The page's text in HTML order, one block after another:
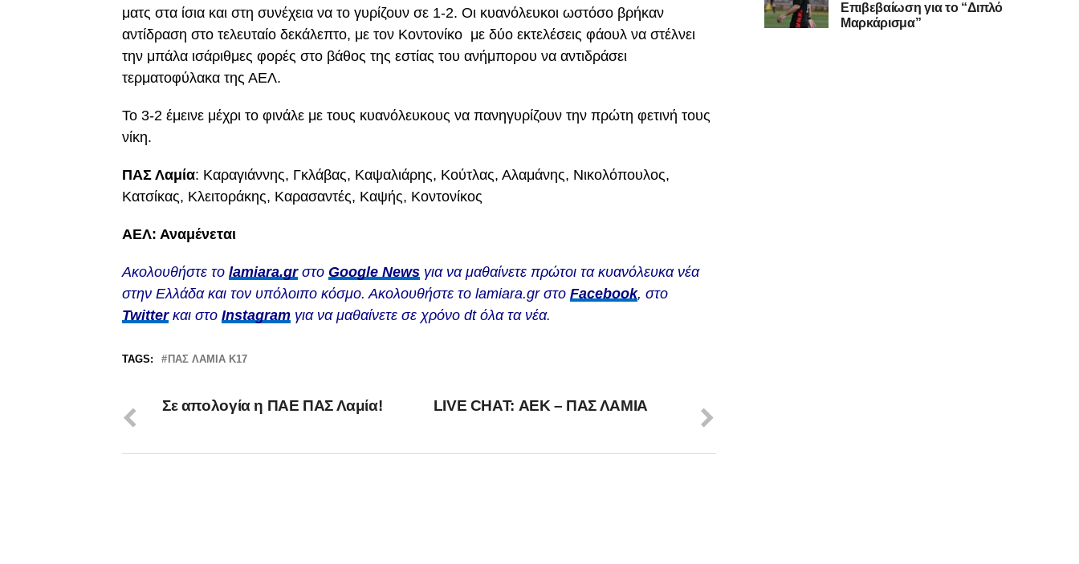
ματς στα ίσια και στη συνέχεια να το γυρίζουν σε 1-2. Οι κυανόλευκοι ωστόσο βρήκαν
αντίδραση στο τελευταίο δεκάλεπτο, με τον Κοντονίκο με δύο εκτελέσεις φάουλ να στέλνει
την μπάλα ισάριθμες φορές στο βάθος της εστίας του ανήμπορου να αντιδράσει
τερματοφύλακα της ΑΕΛ.
Το 3-2 έμεινε μέχρι το φινάλε με τους κυανόλευκους να πανηγυρίζουν την πρώτη φετινή τους
νίκη.
ΠΑΣ Λαμία: Καραγιάννης, Γκλάβας, Καψαλιάρης, Κούτλας, Αλαμάνης, Νικολόπουλος,
Κατσίκας, Κλειτοράκης, Καρασαντές, Καψής, Κοντονίκος
AEΛ: Αναμένεται
Ακολουθήστε το lamiara.grστο Google News για να μαθαίνετε πρώτοι τα κυανόλευκα νέα
στην Ελλάδα και τον υπόλοιπο κόσμο. Ακολουθήστε το lamiara.gr στο Facebook, στο
Twitterκαι στο Instagram για να μαθαίνετε σε χρόνο dt όλα τα νέα.
TAGS: ΠΑΣ ΛΑΜΙΑ Κ17
LIVE CHAT: ΑΕΚ – ΠΑΣ ΛΑΜΙΑ
Σε απολογία η ΠΑΕ ΠΑΣ Λαμία!
Επιβεβαίωση για το “Διπλό
Μαρκάρισμα”